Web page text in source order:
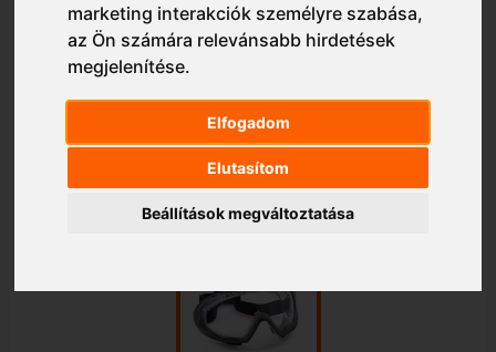
marketing interakciók személyre szabása,
az Ön számára relevánsabb hirdetések
megjelenítése.
Elfogadom
Elutasítom
Beállítások megváltoztatása